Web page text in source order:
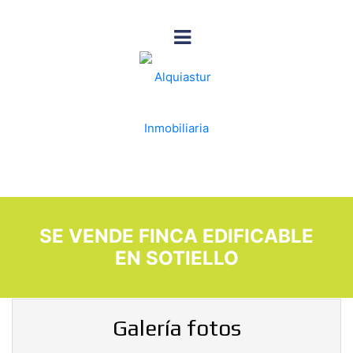
SE VENDE FINCA EDIFICABLE
EN SOTIELLO
Galería fotos